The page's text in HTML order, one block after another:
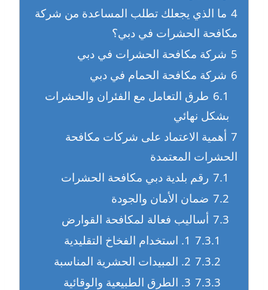
4 ما الذي يجعلك تطلب المساعدة من شركة
مكافحة الحشرات في دبي؟
5 شركة مكافحة الحشرات في دبي
6 شركة مكافحة الحمام في دبي
6.1 طرق التعامل مع الفئران والحشرات
بشكل نهائي
7 أهمية الاعتماد على شركات مكافحة
الحشرات المعتمدة
7.1 رقم بلدية دبي مكافحة الحشرات
7.2 ضمان الأمان والجودة
7.3 أساليب فعالة لمكافحة القوارض
7.3.1 1. استخدام الفخاخ التقليدية
7.3.2 2. المبيدات الحشرية المناسبة
7.3.3 3. الطرق الطبيعية والوقائية